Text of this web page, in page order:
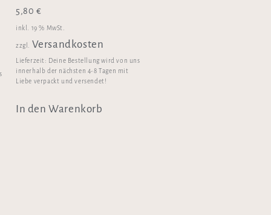
5,80 €
inkl. 19 % MwSt.
zzgl. Versandkosten
Lieferzeit: Deine Bestellung wird von uns
innerhalb der nächsten 4-8 Tagen mit
Liebe verpackt und versendet!
In den Warenkorb